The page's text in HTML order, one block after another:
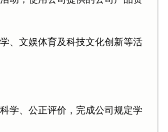
、文娱体育及科技文化创新等活
学、公正评价，完成公司规定学